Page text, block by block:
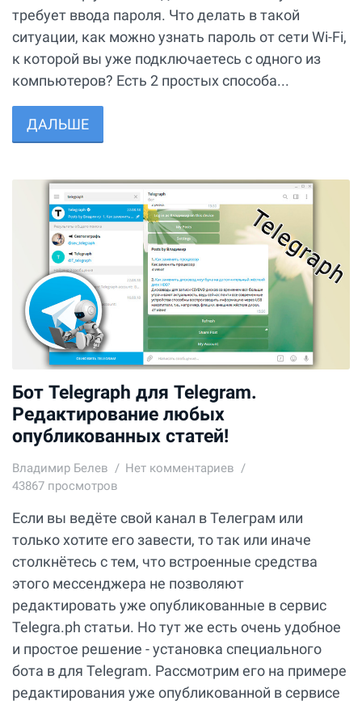
требует ввода пароля. Что делать в такой
ситуации, как можно узнать пароль от сети Wi-Fi,
к которой вы уже подключаетесь с одного из
компьютеров? Есть 2 простых способа...
ДАЛЬШЕ
Бот Telegraph для Telegram.
Редактирование любых
опубликованных статей!
Владимир Белев
Нет комментариев
43867 просмотров
Если вы ведёте свой канал в Телеграм или
только хотите его завести, то так или иначе
столкнётесь с тем, что встроенные средства
этого мессенджера не позволяют
редактировать уже опубликованные в сервис
Telegra.ph статьи. Но тут же есть очень удобное
и простое решение - установка специального
бота в для Telegram. Рассмотрим его на примере
редактирования уже опубликованной в сервисе